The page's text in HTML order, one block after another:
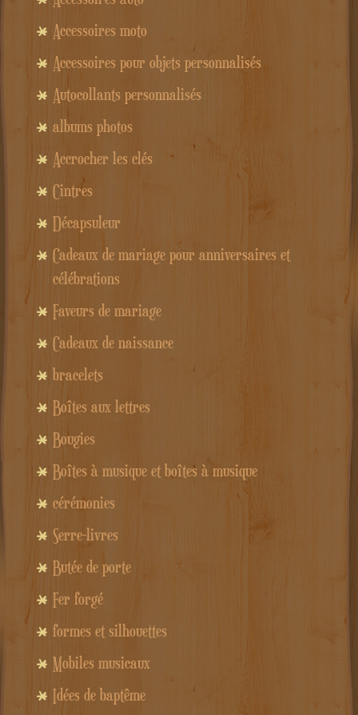
Accessoires moto
Accessoires pour objets personnalisés
Autocollants personnalisés
albums photos
Accrocher les clés
Cintres
Décapsuleur
Cadeaux de mariage pour anniversaires et
célébrations
Faveurs de mariage
Cadeaux de naissance
bracelets
Boîtes aux lettres
Bougies
Boîtes à musique et boîtes à musique
cérémonies
Serre-livres
Butée de porte
Fer forgé
formes et silhouettes
Mobiles musicaux
Idées de baptême